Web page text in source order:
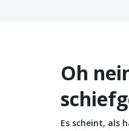
Oh
Es scheint, als